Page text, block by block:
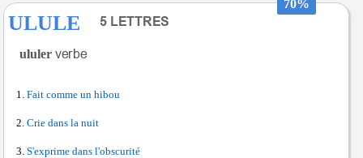
70%
ULULE
ululer
Fait comme un hibou
Crie dans la nuit
S'exprime dans l'obscurité